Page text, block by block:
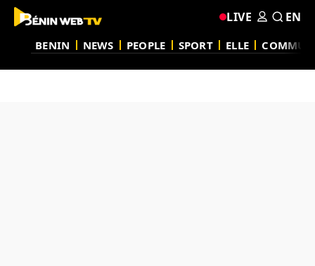
BENIN NEWS PEOPLE SPORT ELLE
LIVE EN